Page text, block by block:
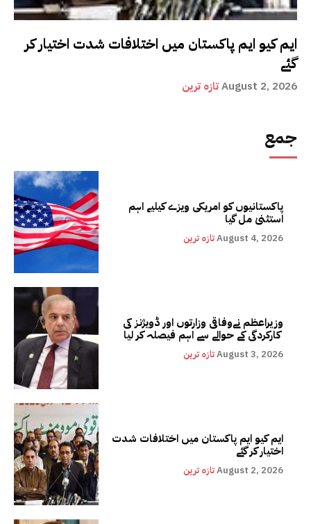
ایم کیو ایم پاکستان میں اختلافات شدت اختیار کر
گئے
تازہ ترینAugust 2, 2026
جمع
پاکستانیوں کو امریکی ویزے کیلیے اہم
استثنیٰ مل گیا
تازہ ترینAugust 4, 2026
وزیراعظم نےوفاقی وزارتوں اور ڈویژنز کی
کارکردگی کے حوالے سے اہم فیصلہ کر لیا
تازہ ترینAugust 3, 2026
ایم کیو ایم پاکستان میں اختلافات شدت
اختیار کر گئے
تازہ ترینAugust 2, 2026